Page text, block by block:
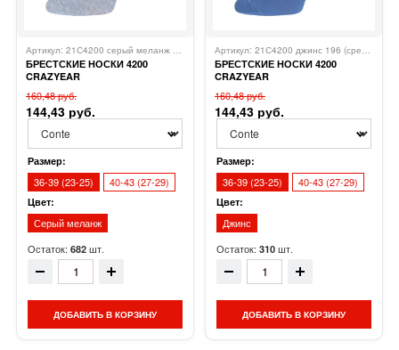
БРЕСТСКИЕ НОСКИ 4200
CRAZYEAR
Артикул: 21С4200 серый меланж 195 (средней длины) БРЕСТСКИЕ
160,48 руб.
144,43 руб.
Размер:
36-39 (23-25) 40-43 (27-29)
Цвет:
Серый меланж
Остаток: 682 шт.
ДОБАВИТЬ В КОРЗИНУ
БРЕСТСКИЕ НОСКИ 4200
CRAZYEAR
Артикул: 21С4200 джинс 196 (средней длины)
160,48 руб.
144,43 руб.
Размер:
36-39 (23-25) 40-43 (27-29)
Цвет:
Джинс
Остаток: 310 шт.
ДОБАВИТЬ В КОРЗИНУ